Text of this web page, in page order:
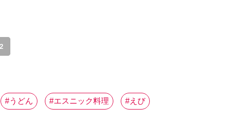
2
うどん エスニック料理 えび